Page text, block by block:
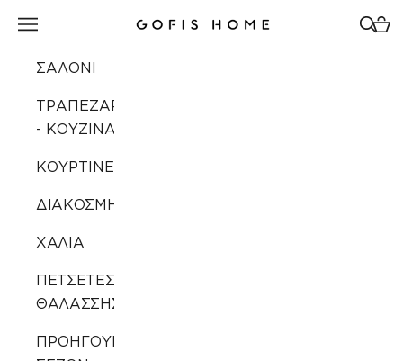
Gofis Home
Άνοιγμα μενού πλοήγησης
ΣΑΛΟΝΙ
ΤΡΑΠΕΖΑΡΙΑ
- ΚΟΥΖΙΝΑ
ΚΟΥΡΤΙΝΕΣ
ΔΙΑΚΟΣΜΗΣΗ
ΧΑΛΙΑ
ΠΕΤΣΕΤΕΣ
ΘΑΛΑΣΣΗΣ
ΠΡΟΗΓΟΥΜΕΝΩΝ